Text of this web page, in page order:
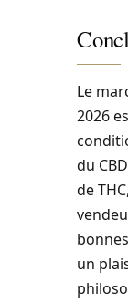
Le
2026
du
de
un